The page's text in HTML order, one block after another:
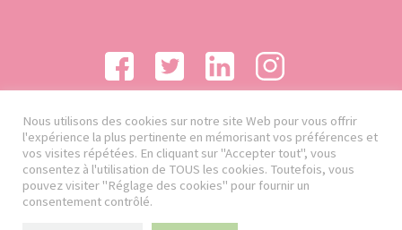
Nous utilisons des cookies sur notre site Web pour vous offrir
l'expérience la plus pertinente en mémorisant vos préférences et
vos visites répétées. En cliquant sur "Accepter tout", vous
consentez à l'utilisation de TOUS les cookies. Toutefois, vous
pouvez visiter "Réglage des cookies" pour fournir un
consentement contrôlé.